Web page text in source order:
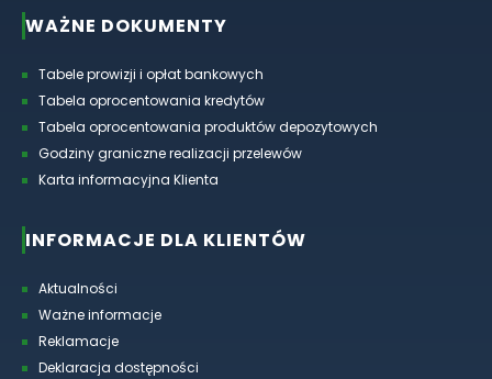
WAŻNE DOKUMENTY
Tabele prowizji i opłat bankowych
Tabela oprocentowania kredytów
Tabela oprocentowania produktów depozytowych
Godziny graniczne realizacji przelewów
Karta informacyjna Klienta
INFORMACJE DLA KLIENTÓW
Aktualności
Ważne informacje
Reklamacje
Deklaracja dostępności